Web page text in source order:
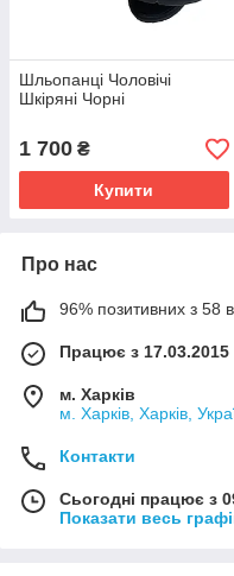
Шльопанці Чоловічі
Шкіряні Чорні
1 700 ₴
Купити
Про нас
96% позитивних з 58
Працює з 17.03.2015
м. Харків
м. Харків, Харків,
Контакти
Сьогодні працює з
Показати весь